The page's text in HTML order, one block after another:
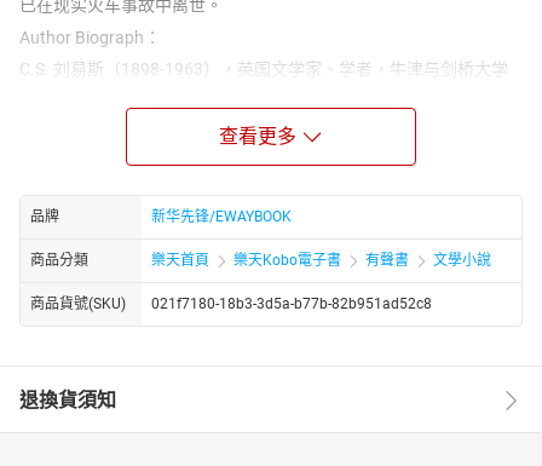
已在现实火车事故中离世。
Author Biograph：
C.S. 刘易斯（1898-1963），英国文学家、学者，牛津与剑桥大学
文学团体 “淡墨会”，常于酒吧探讨创作。刘易斯学识渊博，研究中
世纪文学造诣深厚，著述涵盖小说、批评、神学等领域，代表作除
科幻 “空间三部曲” 及神学著作《返璞归真》。他的作品融合神话、
奇幻与信仰，影响深远，《哈利・波特》作者 J.K. 罗琳曾称其为灵
感来源之一。
查看更多
品牌 新华先锋/EWAYBOOK
商品分類 樂天首頁 樂天Kobo電子書 有聲書 文學小說
商品貨號(SKU) 021f7180-18b3-3d5a-b77b-82b951ad52c8
退換貨須知